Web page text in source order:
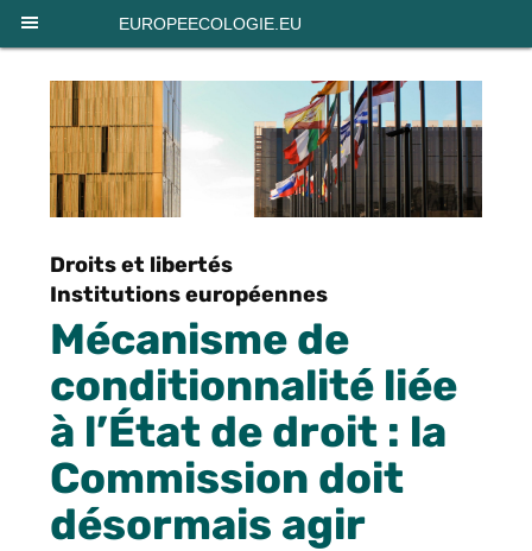
EUROPEECOLOGIE.EU
Droits et libertés
Institutions européennes
Mécanisme de
conditionnalité liée
à l’État de droit : la
Commission doit
désormais agir